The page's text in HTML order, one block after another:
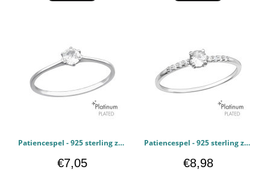
Patiencespel - 925 sterling zilver Ringen Zirconia PCJW44125
€7,05
Patiencespel - 925 sterling zilver Ringen Zirconia PCJW44124
€8,98